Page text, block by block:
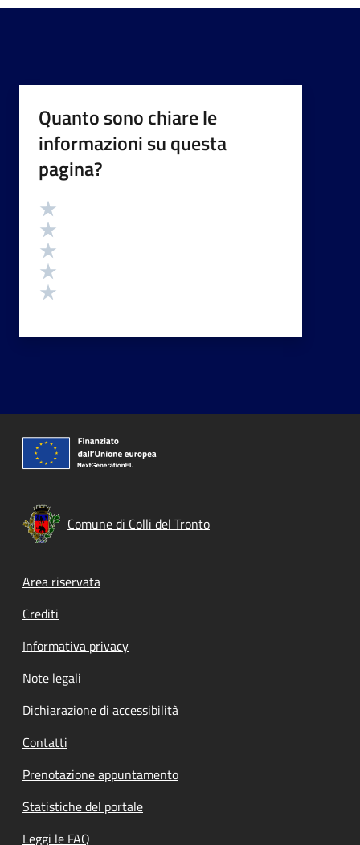
Quanto sono chiare le
informazioni su questa
pagina?
Valutazione
Comune di Colli del Tronto
Footer menu
Area riservata
Crediti
Informativa privacy
Note legali
Dichiarazione di accessibilità
Contatti
Prenotazione appuntamento
Statistiche del portale
Leggi le FAQ